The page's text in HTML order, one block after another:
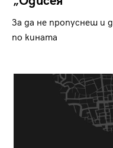
За да не пропуснеш и
по кината